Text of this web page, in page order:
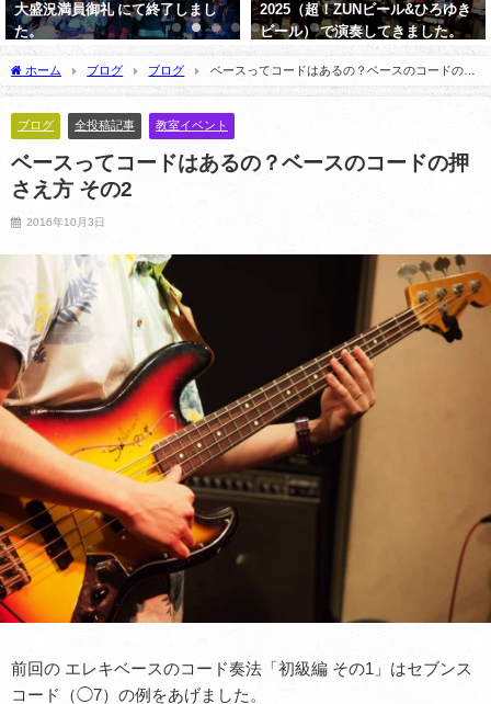
2025（超！ZUNビール&ひろゆき
ビール） で演奏してきました。
含めたベースコレクション試奏体
験サービスはじめました。
ホーム ブログ ブログ
ベースってコードはあるの？ベースのコードの押
さえ方 その2
ブログ 全投稿記事 教室イベント
ベースってコードはあるの？ベースのコードの押
さえ方 その2
2016年10月3日
前回の エレキベースのコード奏法「初級編 その1」はセブンス
コード（◯7）の例をあげました。